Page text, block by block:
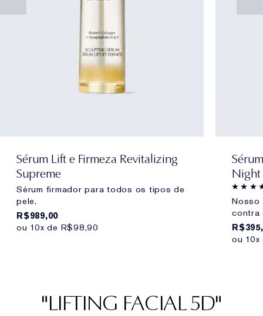
Sérum Lift e Firmeza Revitalizing
Supreme
Sérum firmador para todos os tipos de
pele.
R$989,00
ou 10x de R$98,90
Night
Nosso
contra
ou
"LIFTING FACIAL 5D"